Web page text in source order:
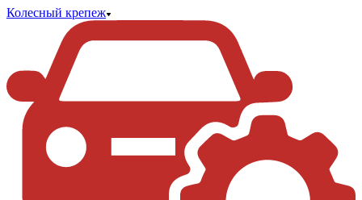
Колесный крепеж